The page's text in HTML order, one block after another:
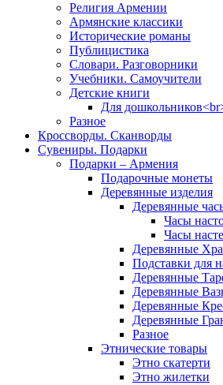
Религия Армении
Армянские классики
Исторические романы
Публицистика
Словари. Разговорники
Учебники. Самоучители
Детские книги
Для
Разное
Кроссворды. Сканворды
Сувениры. Подарки
Подарки – Армения
Подарочные монеты
Деревянные изделия
Деревянные
Часы
Часы
Деревянные
Подставки для
Деревянные
Деревянные
Деревянные
Деревянные
Разное
Этнические товары
Этно скатерти
Этно жилетки